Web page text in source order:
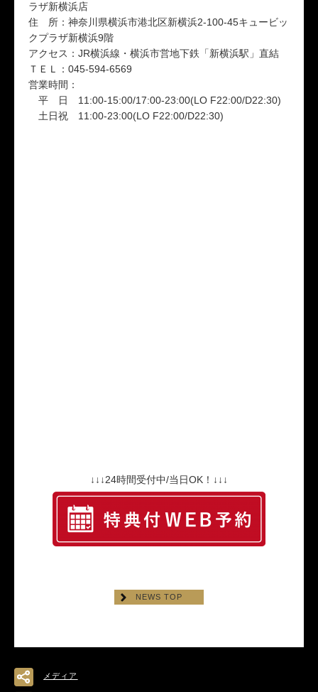
ラザ新横浜店
住 所：神奈川県横浜市港北区新横浜2-100-45キュービッ
クプラザ新横浜9階
アクセス：JR横浜線・横浜市営地下鉄「新横浜駅」直結
ＴＥＬ：045-594-6569
営業時間：
平 日 11:00-15:00/17:00-23:00(LO F22:00/D22:30)
土日祝 11:00-23:00(LO F22:00/D22:30)
↓↓↓24時間受付中/当日OK！↓↓↓
NEWS TOP
メディア